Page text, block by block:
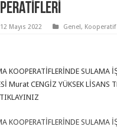
12 Mayıs 2022 Genel,
KOOPERATİFLERİNDE SULAMA
Murat CENGİZ YÜKSEK LİSANS
KOOPERATİFLERİNDE SULAMA